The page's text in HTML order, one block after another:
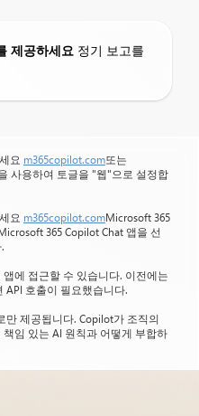
제공하세요 정기 보고를
요 m365copilot.com또는
사용하여 토글을 "웹"으로 설정합
요 m365copilot.comMicrosoft 365
365 Copilot Chat 앱을 선
에 접근할 수 있습니다. 이전에는
API 호출이 필요했습니다.
만 제공됩니다. Copilot가 조직의
임 있는 AI 원칙과 어떻게 부합하